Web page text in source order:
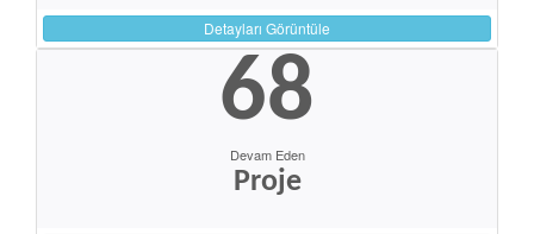
Detayları Görüntüle
68
Devam Eden
Proje